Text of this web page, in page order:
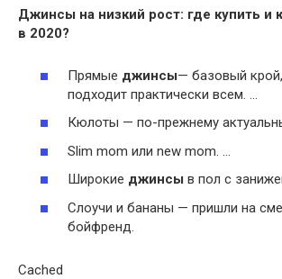
Джинсы на низкий рост: где купить и
в 2020?
Прямые джинсы— базовый
подходит практически всем. …
Кюлоты — по-прежнему
Slim mom или new mom. …
Широкие джинсы в пол с
Слоучи и бананы — пришли на
бойфренд.
Cached